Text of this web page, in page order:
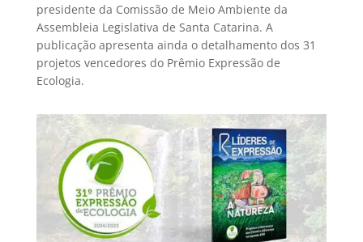
presidente da Comissão de Meio Ambiente da
Assembleia Legislativa de Santa Catarina. A
publicação apresenta ainda o detalhamento dos 31
projetos vencedores do Prêmio Expressão de
Ecologia.